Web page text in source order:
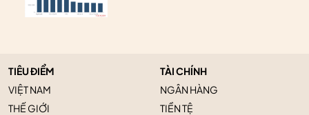
TIÊU ĐIỂM
VIỆT NAM
THẾ GIỚI
TÀI CHÍNH
NGÂN HÀNG
TIỀN TỆ